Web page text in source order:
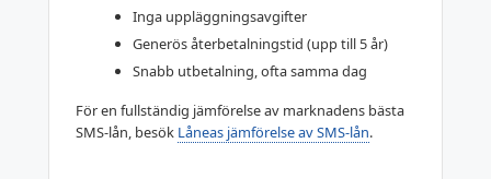
Inga uppläggningsavgifter
Generös återbetalningstid (upp till 5 år)
Snabb utbetalning, ofta samma dag
För en fullständig jämförelse av marknadens bästa
SMS-lån, besök Låneas jämförelse av SMS-lån.